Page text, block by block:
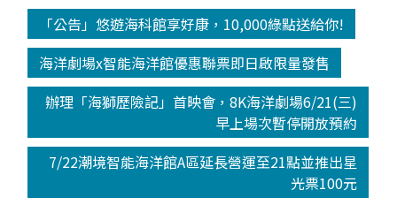
「公告」悠遊海科館享好康，10,000綠點送給你!
海洋劇場x智能海洋館優惠聯票即日啟限量發售
辦理「海獅歷險記」首映會，8K海洋劇場6/21(三)
早上場次暫停開放預約
7/22潮境智能海洋館A區延長營運至21點並推出星
光票100元